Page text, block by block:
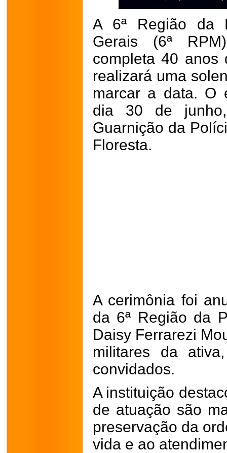
A 6ª Região da
Gerais (6ª
completa 40 anos
realizará uma
marcar a data. O
dia 30 de
Guarnição da
Floresta.
A cerimônia foi
da 6ª Região da
Daisy Ferrarezi
militares da
convidados.
A instituição
de atuação são
preservação da
vida e ao